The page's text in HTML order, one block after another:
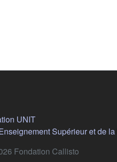
UNIT(s'ouvre dans un
Supérieur et de
Fondation Callisto